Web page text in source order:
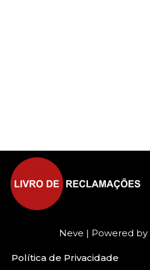
Neve | Powered by
Política de Privacidade